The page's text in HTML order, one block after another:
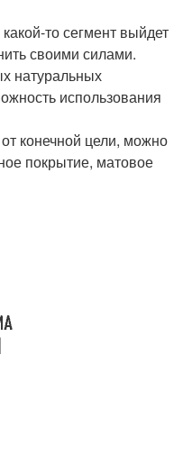
то сегмент выйдет
своими силами.
натуральных
использования
конечной цели, можно
покрытие, матовое